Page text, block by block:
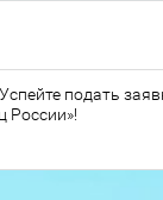
Успейте подать
России»!